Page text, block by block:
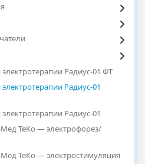
Радиус-01 ФТ
Радиус-01
Радиус-01
ТеКо — электрофорез/
ТеКо — электростимуляция